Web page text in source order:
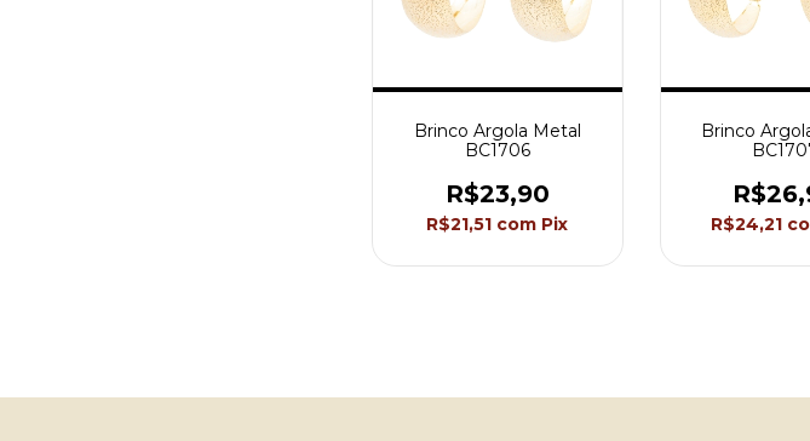
Brinco Argola Metal
BC1706
R$23,90
R$21,51 com Pix
Brinco
R$24,21